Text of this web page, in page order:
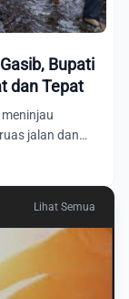
Bupati
dan Tepat
jalan dan
Lihat Semua